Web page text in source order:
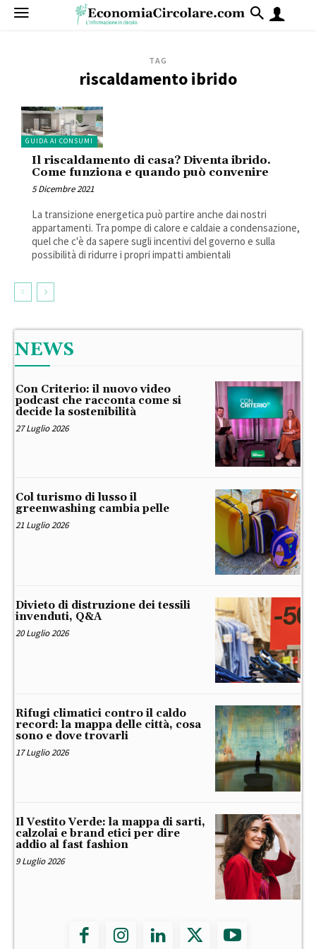
TAG
riscaldamento ibrido
GUIDA AI CONSUMI
Il riscaldamento di casa? Diventa ibrido.
Come funziona e quando può convenire
5 Dicembre 2021
La transizione energetica può partire anche dai nostri
appartamenti. Tra pompe di calore e caldaie a condensazione,
quel che c'è da sapere sugli incentivi del governo e sulla
possibilità di ridurre i propri impatti ambientali
NEWS
Con Criterio: il nuovo video
podcast che racconta come si
decide la sostenibilità
27 Luglio 2026
Col turismo di lusso il
greenwashing cambia pelle
21 Luglio 2026
Divieto di distruzione dei tessili
invenduti, Q&A
20 Luglio 2026
Rifugi climatici contro il caldo
record: la mappa delle città, cosa
sono e dove trovarli
17 Luglio 2026
Il Vestito Verde: la mappa di sarti,
calzolai e brand etici per dire
addio al fast fashion
9 Luglio 2026